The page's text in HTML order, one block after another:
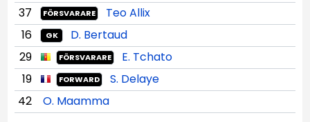
37
FÖRSVARARE
Teo Allix
16
GK
D. Bertaud
29
FÖRSVARARE
E. Tchato
19
FORWARD
S. Delaye
42
O. Maamma